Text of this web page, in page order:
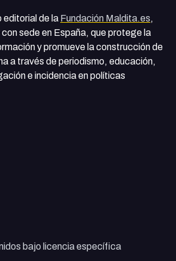
editorial de la Fundación Maldita.es,
con sede en España, que protege la
y promueve la construcción de
a través de periodismo, educación,
e incidencia en políticas
bajo licencia específica